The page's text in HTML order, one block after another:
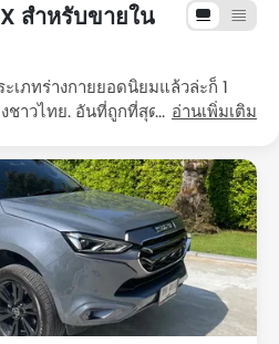
สำหรับขายใน
เภทร่างกายยอดนิยมแล้วล่ะก็ 1
ชาวไทย. อันที่ถูกที่สุดคือ 2023 อี
คลื่อน 10780 กม.และที่แพงที่สุดคือ
Phantom Collection
คลื่อน 10780 กม. รับข้อเสนอสุด
อีซูซุ MU-X สำหรับขายในเดอะ
รูปภาพ และข้อมูลจำเพาะ.
ำหรับขายใน Kamala
อ่านเพิ่มเติม